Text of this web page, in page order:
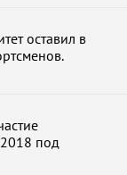
оставил в
под